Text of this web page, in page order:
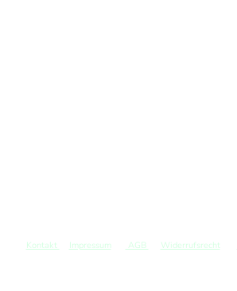
Kontakt Impressum AGB Widerrufsrecht